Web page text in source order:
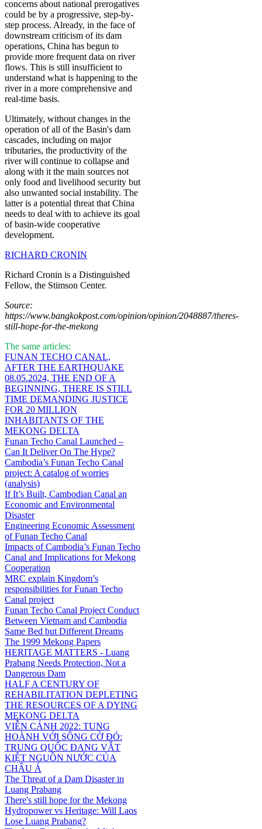
concerns about national prerogatives
could be by a progressive, step-by-
step process. Already, in the face of
downstream criticism of its dam
operations, China has begun to
provide more frequent data on river
flows. This is still insufficient to
understand what is happening to the
river in a more comprehensive and
real-time basis.
Ultimately, without changes in the
operation of all of the Basin's dam
cascades, including on major
tributaries, the productivity of the
river will continue to collapse and
along with it the main sources not
only food and livelihood security but
also unwanted social instability. The
latter is a potential threat that China
needs to deal with to achieve its goal
of basin-wide cooperative
development.
RICHARD CRONIN
Richard Cronin is a Distinguished
Fellow, the Stimson Center.
Source:
https://www.bangkokpost.com/opinion/opinion/2048887/theres-
still-hope-for-the-mekong
The same articles:
FUNAN TECHO CANAL,
AFTER THE EARTHQUAKE
08.05.2024, THE END OF A
BEGINNING, THERE IS STILL
TIME DEMANDING JUSTICE
FOR 20 MILLION
INHABITANTS OF THE
MEKONG DELTA
Funan Techo Canal Launched –
Can It Deliver On The Hype?
Cambodia’s Funan Techo Canal
project: A catalog of worries
(analysis)
If It’s Built, Cambodian Canal an
Economic and Environmental
Disaster
Engineering Economic Assessment
of Funan Techo Canal
Impacts of Cambodia’s Funan Techo
Canal and Implications for Mekong
Cooperation
MRC explain Kingdom’s
responsibilities for Funan Techo
Canal project
Funan Techo Canal Project Conduct
Between Vietnam and Cambodia
Same Bed but Different Dreams
The 1999 Mekong Papers
HERITAGE MATTERS - Luang
Prabang Needs Protection, Not a
Dangerous Dam
HALF A CENTURY OF
REHABILITATION DEPLETING
THE RESOURCES OF A DYING
MEKONG DELTA
VIỄN CẢNH 2022: TUNG
HOÀNH VỚI SÔNG CỜ ĐỎ:
TRUNG QUỐC ĐANG VẮT
KIỆT NGUỒN NƯỚC CỦA
CHÂU Á
The Threat of a Dam Disaster in
Luang Prabang
There's still hope for the Mekong
Hydropower vs Heritage: Will Laos
Lose Luang Prabang?